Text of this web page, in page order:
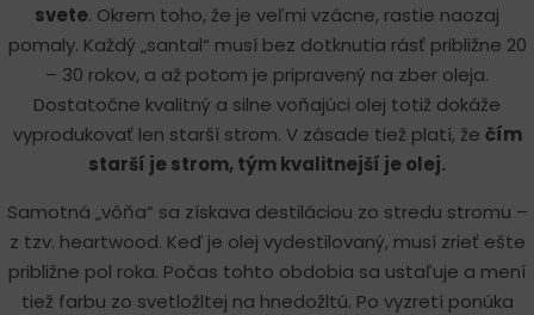
svete. Okrem toho, že je veľmi vzácne, rastie naozaj
pomaly. Každý „santal“ musí bez dotknutia rásť približne 20
– 30 rokov, a až potom je pripravený na zber oleja.
Dostatočne kvalitný a silne voňajúci olej totiž dokáže
vyprodukovať len starší strom. V zásade tiež platí, že čím
starší je strom, tým kvalitnejší je olej.
Samotná „vôňa“ sa získava destiláciou zo stredu stromu –
z tzv. heartwood. Keď je olej vydestilovaný, musí zrieť ešte
približne pol roka. Počas tohto obdobia sa ustaľuje a mení
tiež farbu zo svetložltej na hnedožltú. Po vyzretí ponúka